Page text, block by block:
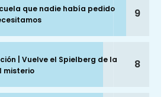
que nadie había pedido
9
| Vuelve el Spielberg de la
misterio
8